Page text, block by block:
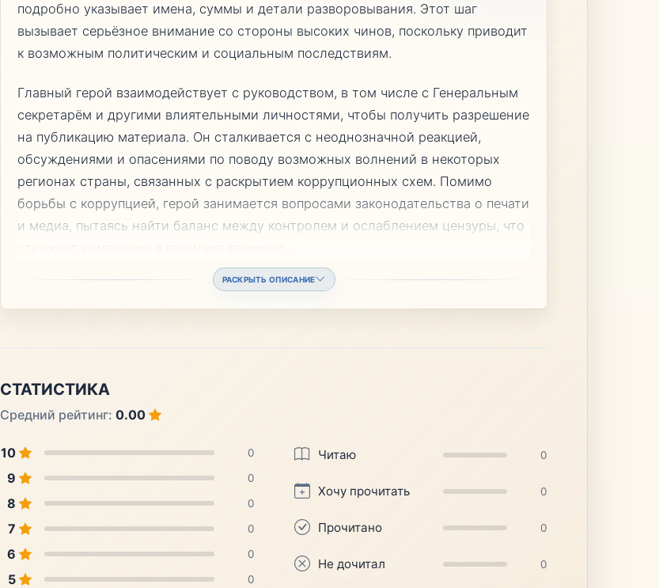
подробно указывает имена, суммы и детали разворовывания. Этот шаг
вызывает серьёзное внимание со стороны высоких чинов, поскольку приводит
к возможным политическим и социальным последствиям.
Главный герой взаимодействует с руководством, в том числе с Генеральным
секретарём и другими влиятельными личностями, чтобы получить разрешение
на публикацию материала. Он сталкивается с неоднозначной реакцией,
обсуждениями и опасениями по поводу возможных волнений в некоторых
регионах страны, связанных с раскрытием коррупционных схем. Помимо
борьбы с коррупцией, герой занимается вопросами законодательства о печати
и медиа, пытаясь найти баланс между контролем и ослаблением цензуры, что
РАСКРЫТЬ ОПИСАНИЕ
СТАТИСТИКА
Средний рейтинг: 0.00
10 0
9 0
8 0
7 0
6 0
5 0
Читаю 0
Хочу прочитать 0
Прочитано 0
Не дочитал 0